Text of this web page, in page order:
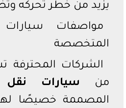
يزيد من خطر تحركه
مواصفات
المتخصصة
الشركات المحترفة
من سيارات
المصممة خصيصًا